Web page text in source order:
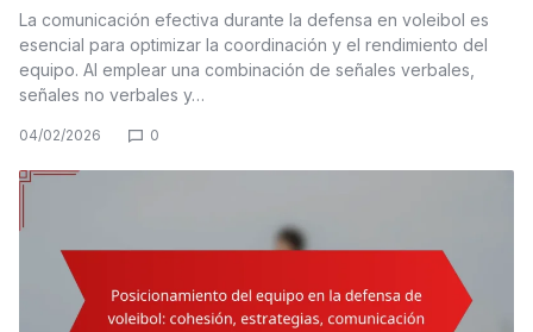
La comunicación efectiva durante la defensa en voleibol es
esencial para optimizar la coordinación y el rendimiento del
equipo. Al emplear una combinación de señales verbales,
señales no verbales y…
04/02/2026 0